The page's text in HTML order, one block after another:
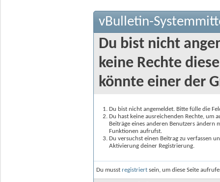
vBulletin-
Du bist nicht
keine Rechte
könnte einer der
Du bist nicht angemeldet. Bitte fülle die
Du hast keine ausreichenden Rechte, um
Beiträge eines anderen Benutzers
Funktionen aufrufst.
Du versuchst einen Beitrag zu verfassen
Aktivierung deiner Registrierung.
Du musst registriert sein, um diese Seite